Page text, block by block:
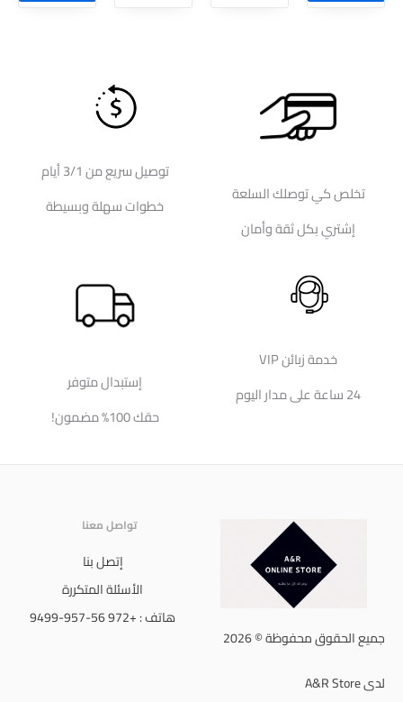
تخلص كي توصلك السلعة
إشتري بكل ثقة وأمان
توصيل سريع من 3/1 أيام
خطوات سهلة وبسيطة
خدمة زبائن VIP
24 ساعة على مدار اليوم
إستبدال متوفر
حقك 100% مضمون!
جميع الحقوق محفوظة © 2026
لدى A&R Store
تواصل معنا
إتصل بنا
الأسئلة المتكررة
هاتف : +972 56-957-9499